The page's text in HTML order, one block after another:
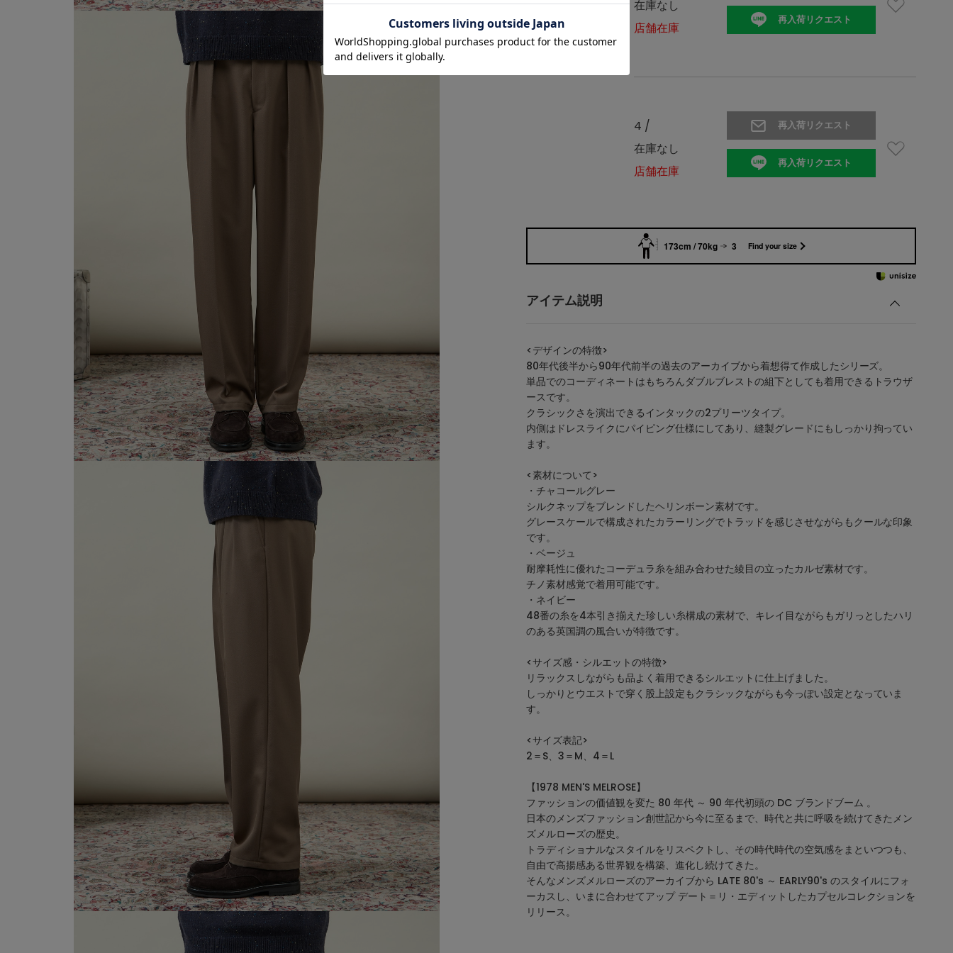
在庫なし
店舗在庫
再入荷リクエスト
4 /
在庫なし
店舗在庫
再入荷リクエスト
再入荷リクエスト
173cm / 70kg 3 Find your size
アイテム説明
<デザインの特徴>
80年代後半から90年代前半の過去のアーカイブから着想得て作成したシリーズ。
単品でのコーディネートはもちろんダブルブレストの組下としても着用できるトラウザ
ースです。
クラシックさを演出できるインタックの2プリーツタイプ。
内側はドレスライクにパイピング仕様にしてあり、縫製グレードにもしっかり拘ってい
ます。
<素材について>
・チャコールグレー
シルクネップをブレンドしたヘリンボーン素材です。
グレースケールで構成されたカラーリングでトラッドを感じさせながらもクールな印象
です。
・ベージュ
耐摩耗性に優れたコーデュラ糸を組み合わせた綾目の立ったカルゼ素材です。
チノ素材感覚で着用可能です。
・ネイビー
48番の糸を4本引き揃えた珍しい糸構成の素材で、キレイ目ながらもガリっとしたハリ
のある英国調の風合いが特徴です。
<サイズ感・シルエットの特徴>
リラックスしながらも品よく着用できるシルエットに仕上げました。
しっかりとウエストで穿く股上設定もクラシックながらも今っぽい設定となっていま
す。
<サイズ表記>
2＝S、3＝M、4＝L
【1978 MEN'S MELROSE】
ファッションの価値観を変た 80 年代 ～ 90 年代初頭の DC ブランドブーム 。
日本のメンズファッション創世記から今に至るまで、時代と共に呼吸を続けてきたメン
ズメルローズの歴史。
トラディショナルなスタイルをリスペクトし、その時代時代の空気感をまといつつも、
自由で高揚感ある世界観を構築、進化し続けてきた。
そんなメンズメルローズのアーカイブから LATE 80's ～ EARLY90's のスタイルにフォ
ーカスし、いまに合わせてアップ デート＝リ・エディットしたカプセルコレクションを
リリース。